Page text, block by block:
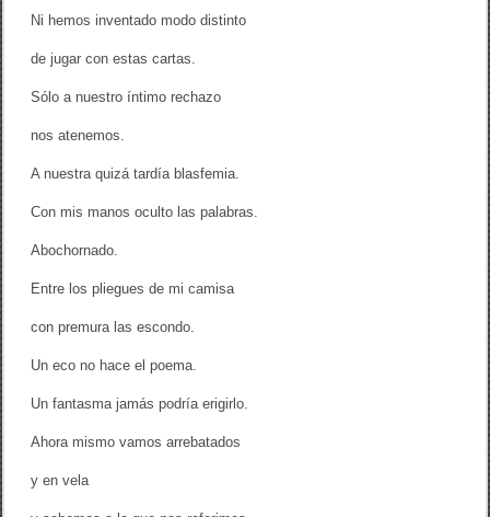
Ni hemos inventado modo distinto
de jugar con estas cartas.
Sólo a nuestro íntimo rechazo
nos atenemos.
A nuestra quizá tardía blasfemia.
Con mis manos oculto las palabras.
Abochornado.
Entre los pliegues de mi camisa
con premura las escondo.
Un eco no hace el poema.
Un fantasma jamás podría erigirlo.
Ahora mismo vamos arrebatados
y en vela